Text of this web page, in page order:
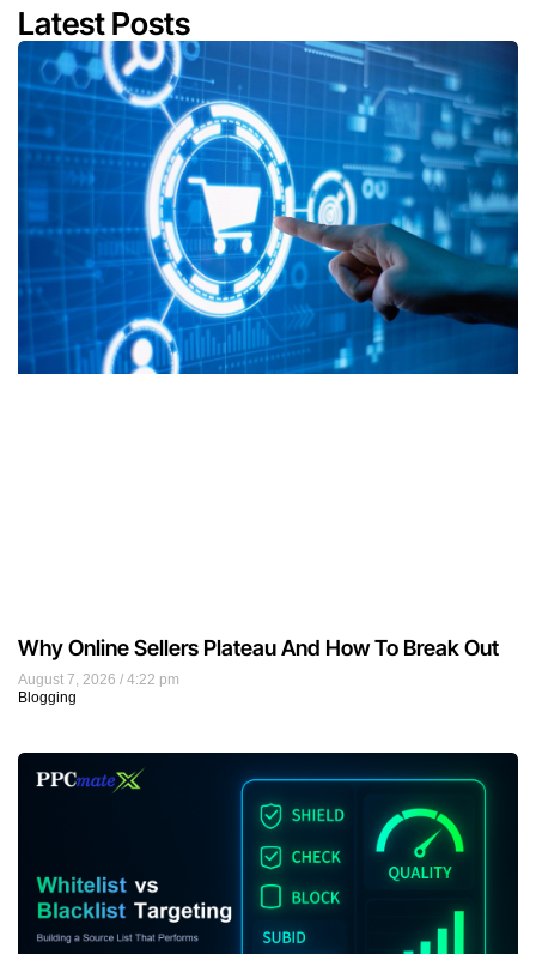
Latest Posts
August 7, 2026
4:22 pm
Blogging
Why Online Sellers Plateau And How To Break Out